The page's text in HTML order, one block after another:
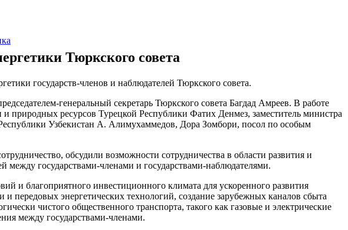
Тюркского совета
государств-членов и наблюдателей Тюркского совета.
генеральный секретарь Тюркского совета Багдад Амреев. В работе
природных ресурсов Турецкой Республики Фатих Денмез, заместитель министра
Узбекистан А. Алимухаммедов, Дора Зомбори, посол по особым
обсудили возможности сотрудничества в области развития и
между государствами-членами и государствами-наблюдателями.
и благоприятного инвестиционного климата для ускоренного развития
передовых энергетических технологий, создание зарубежных каналов сбыта
чистого общественного транспорта, такого как газовые и электрические
между государствами-членами.